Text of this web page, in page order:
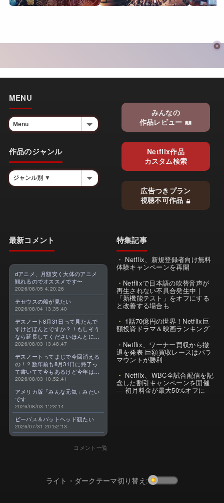
MENU
作品のジャンル
みんなの
作品レビュー
Netflix作品
カスタム検索
広告つきプラン
視聴不可作品
最新コメント
dアニメ、月額安く大体のアニメ
観れるのでオススメです〜
2026/08/05 4:20:26
テセウスの船が見たい
2026/08/04 13:35:40
デスノート8月31日って見たんで
すけどほんとですか？！もしそう
なら延長してくださいほんとに大
好きなんです😭
2026/08/03 13:48:47
デスノートってまじで今回消える
の！？数年前も8月31日に終了っ
て書いてて今もあるけど今年はま
じのやつ！？よくわからん！！で
きればなくならないでほしい！平
成アニメを振り返らせてくれっ
っ！！！！！！！
2026/08/03 10:52:41
アメリカ版「みんな元気」みたい
です
2026/08/03 1:23:14
ビーバス＆バットヘッド観たい
2026/07/31 20:52:13
コメント一覧
特集記事
Netflix、新規登録者向け無料
体験キャンペーンを再開
Netflixで日本語の吹替音声が
再生されない不具合発生中｜
「新機能テスト」をオフにする
と改善する場合も
1話70億円の世界！Netflix巨
額投資ドラマ＆映画ランキング
Netflix、ワーナー買収から撤
退を発表 巨額買収レースはパラ
マウントが勝利
Netflix、WBC全試合配信を記
念した割引キャンペーンを開催
— 初月料金が最大50%オフに
ライト・ダークテーマ切り替え: